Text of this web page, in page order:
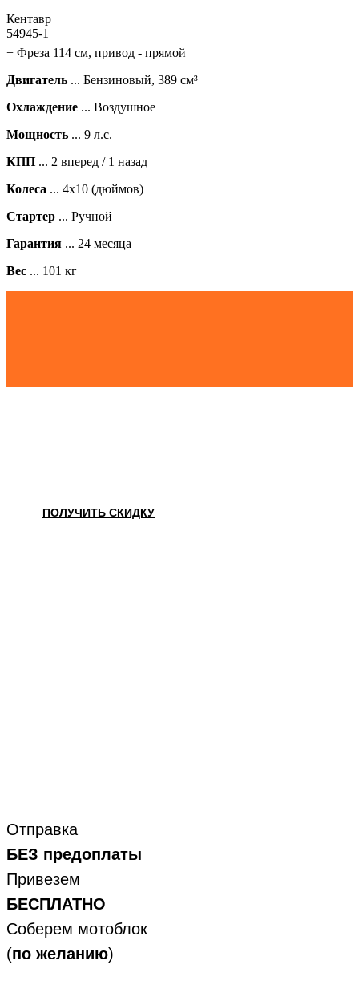
Кентавр
54945-1
+ Фреза 114 см, привод - прямой
Двигатель ... Бензиновый, 389 см³
Охлаждение ... Воздушное
Мощность ... 9 л.с.
КПП ... 2 вперед / 1 назад
Колеса ... 4х10 (дюймов)
Стартер ... Ручной
Гарантия ... 24 месяца
Вес ... 101 кг
ПОЛУЧИТЬ СКИДКУ
Отправка
БЕЗ предоплаты
Привезем
БЕСПЛАТНО
Соберем мотоблок
(по желанию)